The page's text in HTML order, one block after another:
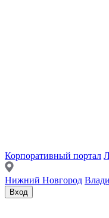
Корпоративный портал
Нижний Новгород
Вход